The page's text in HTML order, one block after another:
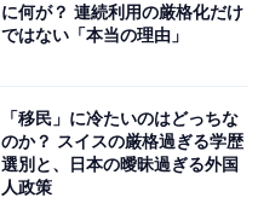
に何が？ 連続利用の厳格化だけ
ではない「本当の理由」
「移民」に冷たいのはどっちな
のか？ スイスの厳格過ぎる学歴
選別と、日本の曖昧過ぎる外国
人政策